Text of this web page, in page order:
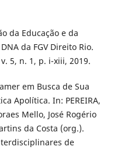
da Educação e da
da FGV Direito Rio.
5, n. 1, p. i-xiii, 2019.
em Busca de Sua
Apolítica. In: PEREIRA,
Mello, José Rogério
da Costa (org.).
de